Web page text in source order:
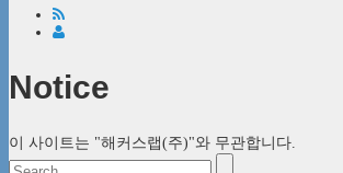
Notice
이 사이트는 "해커스랩(주)"와 무관합니다.